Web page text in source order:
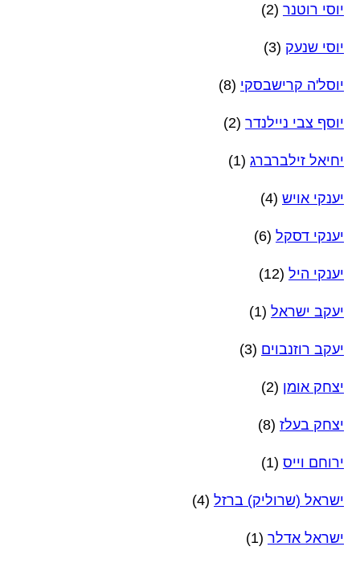
יוסי רוטנר (2)
יוסי שנעק (3)
יוסל'ה קרישבסקי (8)
יוסף צבי ניילנדר (2)
יחיאל זילברברג (1)
יענקי אויש (4)
יענקי דסקל (6)
יענקי היל (12)
יעקב ישראל (1)
יעקב רוזנבוים (3)
יצחק אומן (2)
יצחק בעלז (8)
ירוחם וייס (1)
ישראל (שרוליק) ברזל (4)
ישראל אדלר (1)